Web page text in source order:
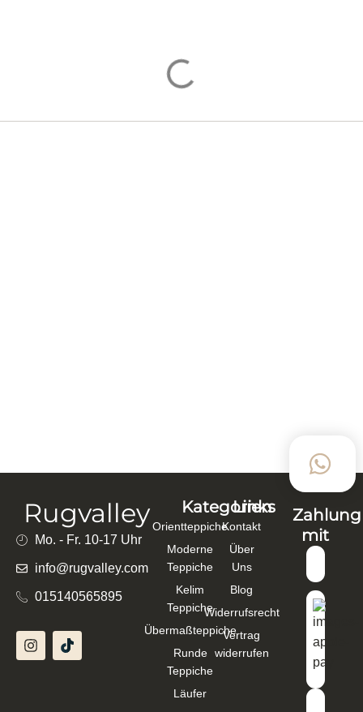
BAUMWOLLE, SCHURWOLLE FARBEN MIX –
Rugvalley
Mo. - Fr. 10-17 Uhr
info@rugvalley.com
015140565895
Kategorien
Orientteppiche
Moderne
Teppiche
Kelim
Teppiche
Übermaßteppiche
Runde
Teppiche
Läufer
Links
Kontakt
Über
Uns
Blog
Widerrufsrecht
Vertrag
widerrufen
Zahlung
mit